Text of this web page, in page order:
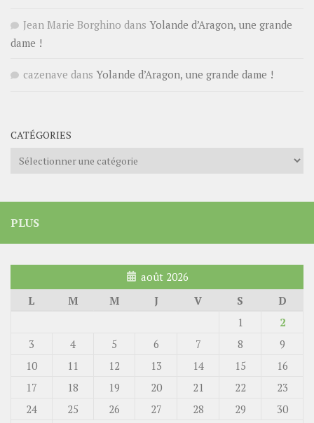
Jean Marie Borghino dans Yolande d’Aragon, une grande
dame !
cazenave dans Yolande d’Aragon, une grande dame !
CATÉGORIES
Catégories
PLUS
août 2026
L
M M J V S
D
1
2
3
4 5 6 7 8
9
10
11 12 13 14 15
16
17
18 19 20 21 22
23
24
25 26 27 28 29
30